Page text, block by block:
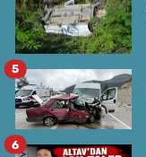
5
6